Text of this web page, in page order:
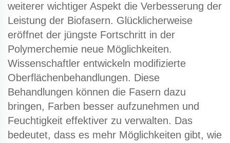
weiterer wichtiger Aspekt die Verbesserung der
Leistung der Biofasern. Glücklicherweise
eröffnet der jüngste Fortschritt in der
Polymerchemie neue Möglichkeiten.
Wissenschaftler entwickeln modifizierte
Oberflächenbehandlungen. Diese
Behandlungen können die Fasern dazu
bringen, Farben besser aufzunehmen und
Feuchtigkeit effektiver zu verwalten. Das
bedeutet, dass es mehr Möglichkeiten gibt, wie